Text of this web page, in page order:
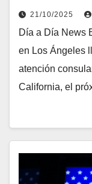
21/10/2025
Día a Día News
en Los Ángeles
atención
California, el